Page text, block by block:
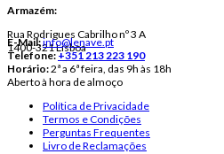
Armazém:
Rua Rodrigues Cabrilho nº 3 A
1400-321 Lisboa
E-Mail:info@lenave.pt
Telefone:+351 213 223 190
Horário:2ª a 6ª feira, das 9h às 18h
Aberto à hora de almoço
Política de Privacidade
Termos e Condições
Perguntas Frequentes
Livro de Reclamações